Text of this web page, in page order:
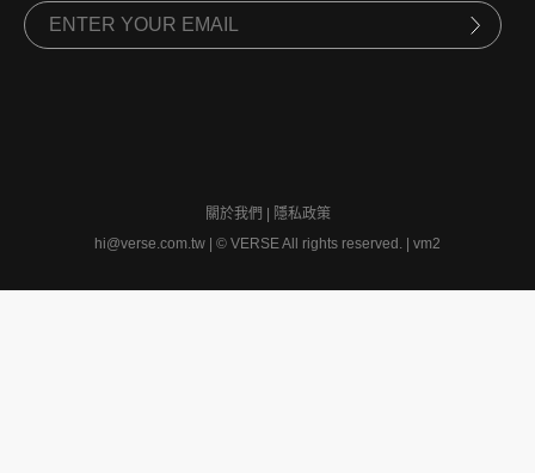
關於我們 | 隱私政策
hi@verse.com.tw | © VERSE All rights reserved. | vm2